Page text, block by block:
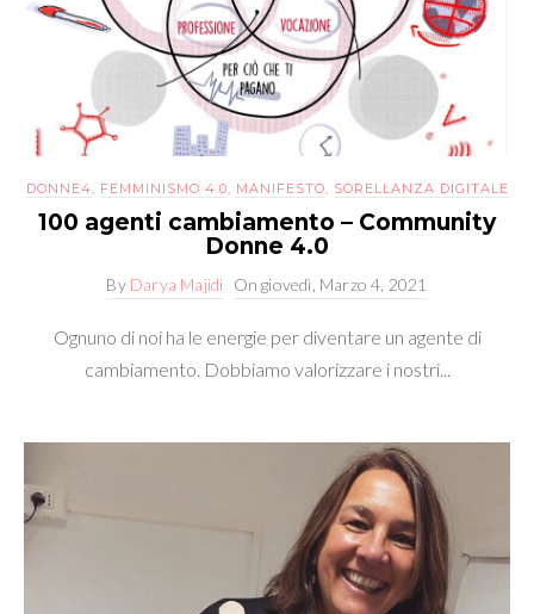
DONNE4, FEMMINISMO 4.0, MANIFESTO, SORELLANZA DIGITALE
100 agenti cambiamento – Community
Donne 4.0
By Darya Majidi Ongiovedì, Marzo 4, 2021
Ognuno di noi ha le energie per diventare un agente di
cambiamento. Dobbiamo valorizzare i nostri...